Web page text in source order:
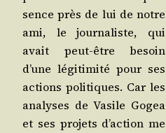
sence près de lui de notre
ami, le jour­na­liste, qui
avait peut-être besoin
d’une légi­ti­mi­té pour ses
actions poli­tiques. Car les
ana­lyses de Vasile Gogea
et ses pro­jets d’ac­tion me